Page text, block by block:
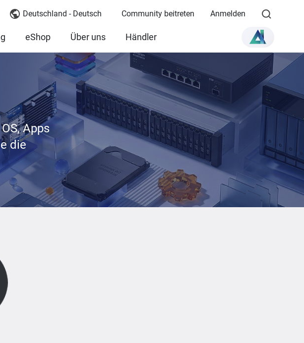
Deutschland - Deutsch Community beitreten Anmelden
eShop Über uns Händler
Apps
die